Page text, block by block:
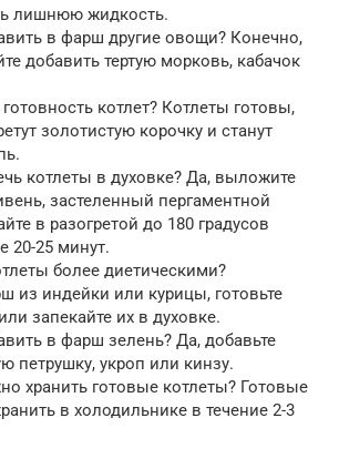
лишнюю жидкость.
в фарш другие овощи? Конечно,
добавить тертую морковь, кабачок
котлет? Котлеты готовы,
золотистую корочку и станут
котлеты в духовке? Да, выложите
застеленный пергаментной
в разогретой до 180 градусов
20-25 минут.
более диетическими?
из индейки или курицы, готовьте
запекайте их в духовке.
в фарш зелень? Да, добавьте
петрушку, укроп или кинзу.
хранить готовые котлеты? Готовые
в холодильнике в течение 2-3